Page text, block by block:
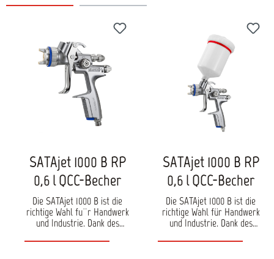
SATAjet 1000 B RP
0,6 l QCC-Becher
Die SATAjet 1000 B ist die
richtige Wahl fu¨r Handwerk
und Industrie. Dank des
und des vielfa¨ltigen
SATAjet 1000 B RP
0,6 l QCC-Becher
Die SATAjet 1000 B ist die
richtige Wahl für Handwerk
und Industrie. Dank des
des vielfältigen Zubehörs wie